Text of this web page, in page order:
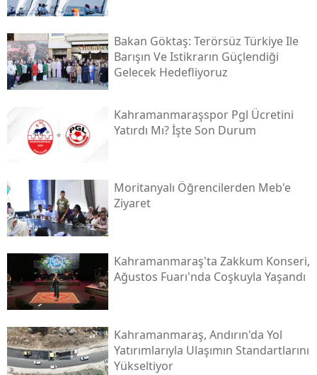
Bakan Göktaş: Terörsüz Türkiye Ile
Barışın Ve Istikrarın Güçlendiği
Gelecek Hedefliyoruz
Kahramanmaraşspor Pgl Ücretini
Yatırdı Mı? İşte Son Durum
Moritanyalı Öğrencilerden Meb'e
Ziyaret
Kahramanmaraş'ta Zakkum Konseri,
Ağustos Fuarı'nda Coşkuyla Yaşandı
Kahramanmaraş, Andırın'da Yol
Yatırımlarıyla Ulaşımın Standartlarını
Yükseltiyor